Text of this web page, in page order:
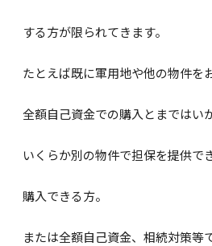
する方が限られてきます。
たとえば既に軍用地や他の物件を
全額自己資金での購入とまではい
いくらか別の物件で担保を提供で
購入できる方。
または全額自己資金、相続対策等